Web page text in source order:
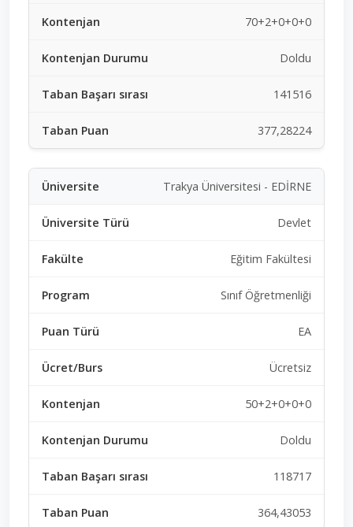
70+2+0+0+0
Doldu
141516
377,28224
Trakya Üniversitesi - EDİRNE
Devlet
Eğitim Fakültesi
Sınıf Öğretmenliği
EA
Ücretsiz
50+2+0+0+0
Doldu
118717
364,43053